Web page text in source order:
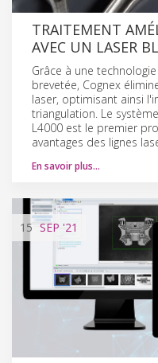
TRAITEMENT
AVEC UN LASER
Grâce à une
brevetée, Cognex
laser, optimisant ainsi
triangulation. Le
L4000 est le premier
avantages des lignes
En savoir plus…
15 SEP '21